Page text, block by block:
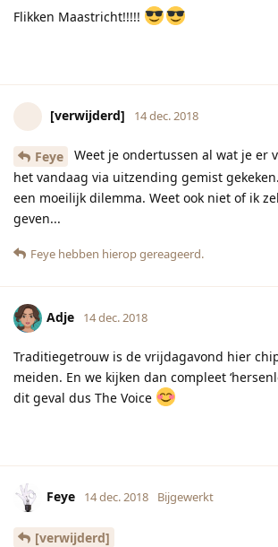
Flikken Maastricht!!!!!
[verwijderd] 14 dec. 2018
Feye
Weet je ondertussen al wat je er
het vandaag via uitzending gemist
een moeilijk dilemma. Weet ook niet of ik
geven...
Feye hebben hierop gereageerd.
Adje 14 dec. 2018
Traditiegetrouw is de vrijdagavond hier
meiden. En we kijken dan compleet
dit geval dus The Voice
Feye 14 dec. 2018 Bijgewerkt
[verwijderd]